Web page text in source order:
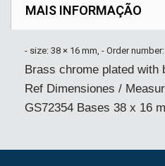
MAIS INFORMAÇÃO
- size: 38 × 16 mm, - Order
Brass chrome plated with
Ref Dimensiones /
GS72354 Bases 38 x 16